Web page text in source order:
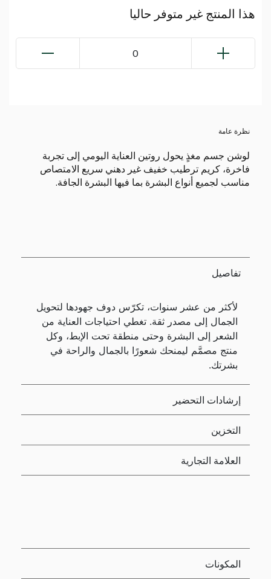
هذا المنتج غير متوفر حاليا
0
نظرة عامة
لوشن جسم مغذٍ يحول روتين العناية اليومي إلى تجربة
فاخرة، كريم ترطيب خفيف غير دهني سريع الامتصاص
مناسب لجميع أنواع البشرة بما فيها البشرة الجافة.
تفاصيل
لأكثر من عشر سنوات، تكرّس دوف جهودها لتحويل
الجمال إلى مصدر ثقة. تغطي احتياجات العناية من
الشعر إلى البشرة وحتى منطقة تحت الإبط، وكل
منتج مصمَّم ليمنحك شعورًا بالجمال والراحة في
بشرتك.
إرشادات التحضير
التخزين
العلامة التجارية
المكونات